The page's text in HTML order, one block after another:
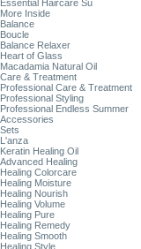
Essential Haircare Su
More Inside
Balance
Boucle
Balance Relaxer
Heart of Glass
Macadamia Natural Oil
Care & Treatment
Professional Care & Treatment
Professional Styling
Professional Endless Summer
Accessories
Sets
L'anza
Keratin Healing Oil
Advanced Healing
Healing Colorcare
Healing Moisture
Healing Nourish
Healing Volume
Healing Pure
Healing Remedy
Healing Smooth
Healing Style